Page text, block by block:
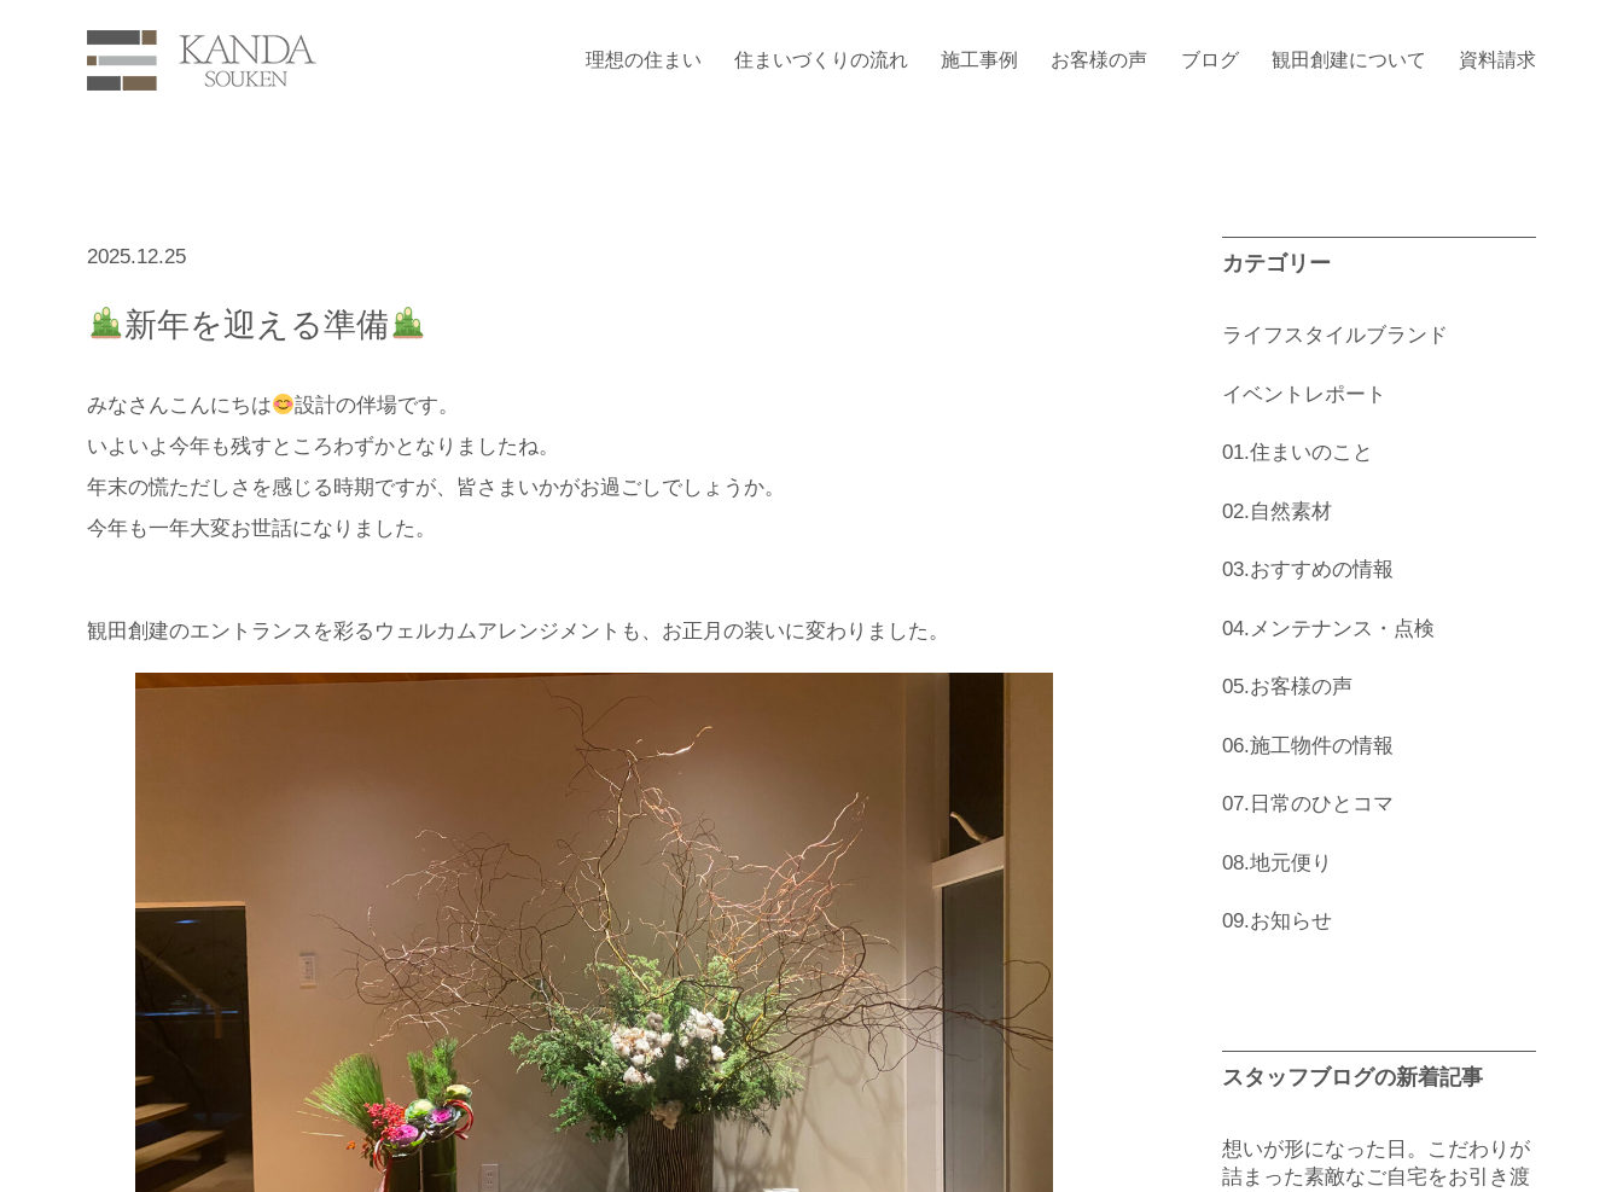
理想の住まい 住まいづくりの流れ 施工事例 お客様の声 ブログ 観田創建について 資料請求
2025.12.25
新年を迎える準備
みなさんこんにちは
設計の伴場です。
いよいよ今年も残すところわずかとなりましたね。
年末の慌ただしさを感じる時期ですが、皆さまいかがお過ごしでしょうか。
今年も一年大変お世話になりました。
観田創建のエントランスを彩るウェルカムアレンジメントも、お正月の装いに変わりました。
カテゴリー
ライフスタイルブランド
イベントレポート
01.住まいのこと
02.自然素材
03.おすすめの情報
04.メンテナンス・点検
05.お客様の声
06.施工物件の情報
07.日常のひとコマ
08.地元便り
09.お知らせ
スタッフブログの新着記事
想いが形になった日。こだわりが
詰まった素敵なご自宅をお引き渡